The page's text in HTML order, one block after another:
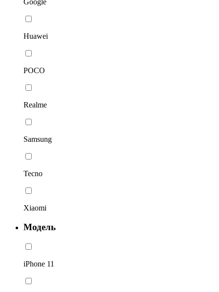
Google
Huawei
POCO
Realme
Samsung
Tecno
Xiaomi
Модель
iPhone 11